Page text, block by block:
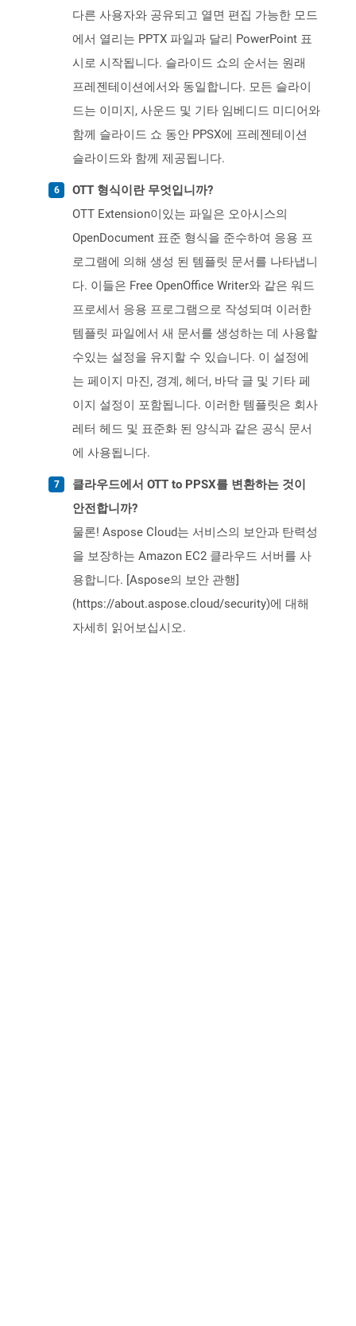
다른 사용자와 공유되고 열면 편집 가능한 모드
에서 열리는 PPTX 파일과 달리 PowerPoint 표
시로 시작됩니다. 슬라이드 쇼의 순서는 원래
프레젠테이션에서와 동일합니다. 모든 슬라이
드는 이미지, 사운드 및 기타 임베디드 미디어와
함께 슬라이드 쇼 동안 PPSX에 프레젠테이션
슬라이드와 함께 제공됩니다.
OTT 형식이란 무엇입니까?
OTT Extension이있는 파일은 오아시스의
OpenDocument 표준 형식을 준수하여 응용 프
로그램에 의해 생성 된 템플릿 문서를 나타냅니
다. 이들은 Free OpenOffice Writer와 같은 워드
프로세서 응용 프로그램으로 작성되며 이러한
템플릿 파일에서 새 문서를 생성하는 데 사용할
수있는 설정을 유지할 수 있습니다. 이 설정에
는 페이지 마진, 경계, 헤더, 바닥 글 및 기타 페
이지 설정이 포함됩니다. 이러한 템플릿은 회사
레터 헤드 및 표준화 된 양식과 같은 공식 문서
에 사용됩니다.
클라우드에서 OTT to PPSX를 변환하는 것이
안전합니까?
물론! Aspose Cloud는 서비스의 보안과 탄력성
을 보장하는 Amazon EC2 클라우드 서버를 사
용합니다. [Aspose의 보안 관행]
(https://about.aspose.cloud/security)에 대해
자세히 읽어보십시오.